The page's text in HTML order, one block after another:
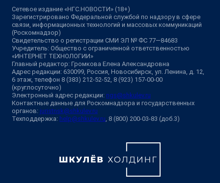
Сетевое издание «НГС.НОВОСТИ» (18+)
Зарегистрировано Федеральной службой по надзору в сфере
связи, информационных технологий и массовых коммуникаций
(Роскомнадзор)
Свидетельство о регистрации СМИ ЭЛ № ФС 77—84683
Учредитель: Общество с ограниченной ответственностью
«ИНТЕРНЕТ ТЕХНОЛОГИИ»
Главный редактор: Громкова Елена Александровна
Адрес редакции: 630099, Россия, Новосибирск, ул. Ленина, д. 12,
6 этаж, телефон 8 (383) 212-52-52, 8 (923) 157-00-00
(круглосуточно)
Электронный адрес редакции: ngs@shkulev.ru
Контактные данные для Роскомнадзора и государственных
органов: juristnsk@shkulev.ru
Техподдержка: help@shkulev.ru, 8 (800) 200-03-83 (доб.3)